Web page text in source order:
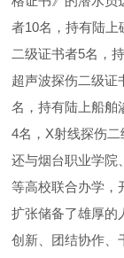
者10名，持有陆
二级证书者5名，
超声波探伤二级证
名，持有陆上船舶
4名，X射线探伤
还与烟台职业学院
等高校联合办学，
扩张储备了雄厚的
创新、团结协作、